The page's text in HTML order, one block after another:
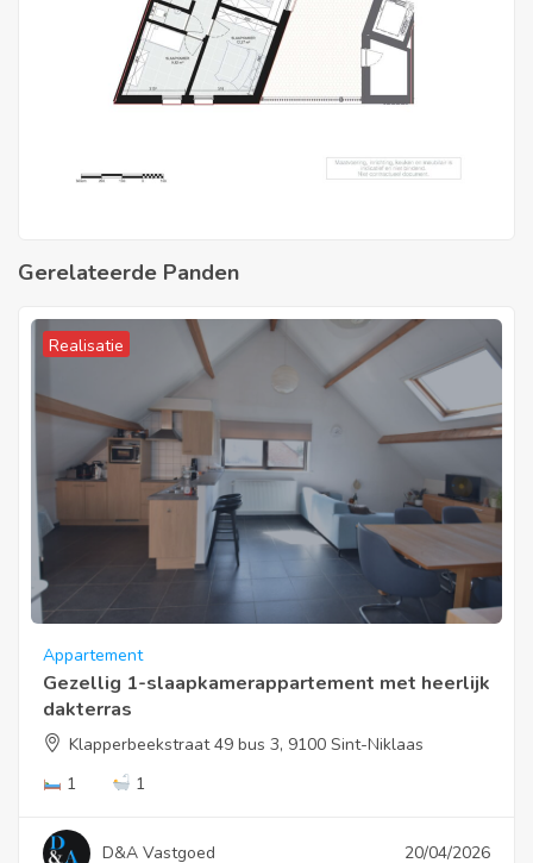
Gerelateerde Panden
Realisatie
Appartement
Gezellig 1-slaapkamerappartement met heerlijk
dakterras
Klapperbeekstraat 49 bus 3, 9100 Sint-Niklaas
1
1
D&A Vastgoed 20/04/2026